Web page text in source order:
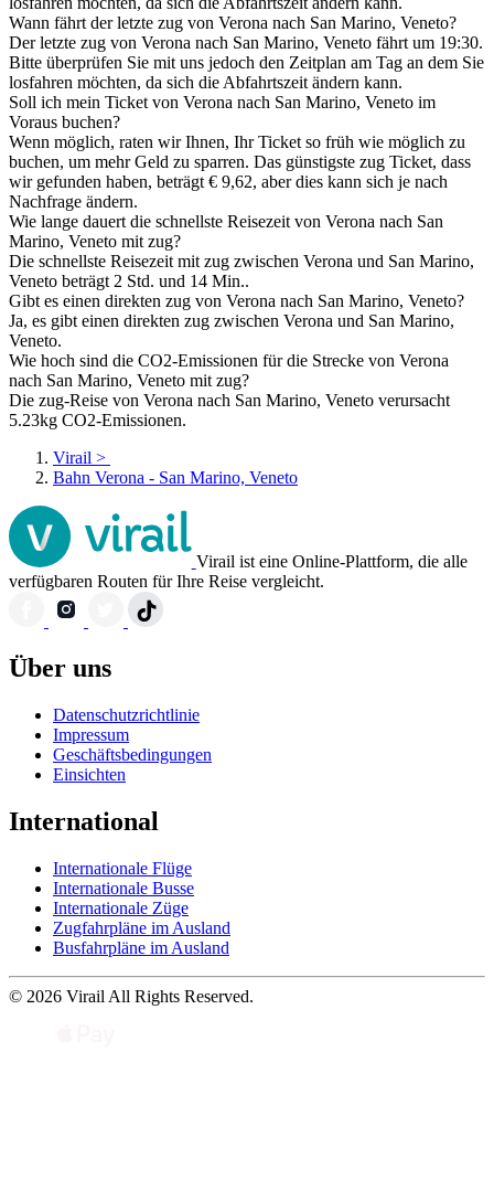
Wann fährt der letzte zug von Verona nach San Marino, Veneto?
Der letzte zug von Verona nach San Marino, Veneto fährt um 19:30.
Bitte überprüfen Sie mit uns jedoch den Zeitplan am Tag an dem Sie
losfahren möchten, da sich die Abfahrtszeit ändern kann.
Soll ich mein Ticket von Verona nach San Marino, Veneto im
Voraus buchen?
Wenn möglich, raten wir Ihnen, Ihr Ticket so früh wie möglich zu
buchen, um mehr Geld zu sparren. Das günstigste zug Ticket, dass
wir gefunden haben, beträgt € 9,62, aber dies kann sich je nach
Nachfrage ändern.
Wie lange dauert die schnellste Reisezeit von Verona nach San
Marino, Veneto mit zug?
Die schnellste Reisezeit mit zug zwischen Verona und San Marino,
Veneto beträgt 2 Std. und 14 Min..
Gibt es einen direkten zug von Verona nach San Marino, Veneto?
Ja, es gibt einen direkten zug zwischen Verona und San Marino,
Veneto.
Wie hoch sind die CO2-Emissionen für die Strecke von Verona
nach San Marino, Veneto mit zug?
Die zug-Reise von Verona nach San Marino, Veneto verursacht
5.23kg CO2-Emissionen.
Virail >
Bahn Verona - San Marino, Veneto
Virail ist eine Online-Plattform, die alle
verfügbaren Routen für Ihre Reise vergleicht.
Über uns
Datenschutzrichtlinie
Impressum
Geschäftsbedingungen
Einsichten
International
Internationale Flüge
Internationale Busse
Internationale Züge
Zugfahrpläne im Ausland
Busfahrpläne im Ausland
© 2026 Virail All Rights Reserved.